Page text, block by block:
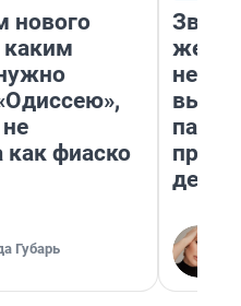
нового
каким
как фиаско
Губарь
день